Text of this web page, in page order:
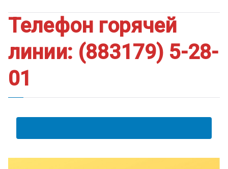
Телефон горячей
линии: (883179) 5-28-
01